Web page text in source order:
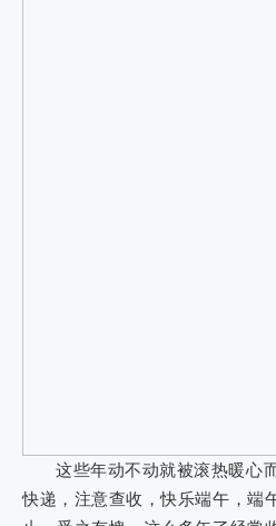
这些年动不动就被滚热暖心
快递，注意查收，快乐端午，端